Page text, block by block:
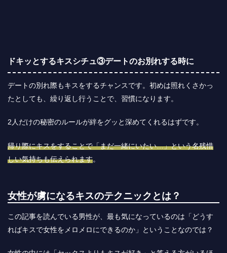
ドキッとするキスシチュ③デートのお別れする時に
デートの別れ際もキスをするチャンスです。初めは照れくさかっ
たとしても、繰り返し行うことで、習慣になります。
2人だけの秘密のルールが絆をグッと深めてくれるはずです。
帰り際にキスをすることで「まだ一緒にいたい…」という名残惜
しい気持ちも伝えられます。
女性が虜になるキスのテクニックとは？
この記事を読んでいる男性が、最も気になっているのは「どうす
ればキスで女性をメロメロにできるのか」ということなのでは？